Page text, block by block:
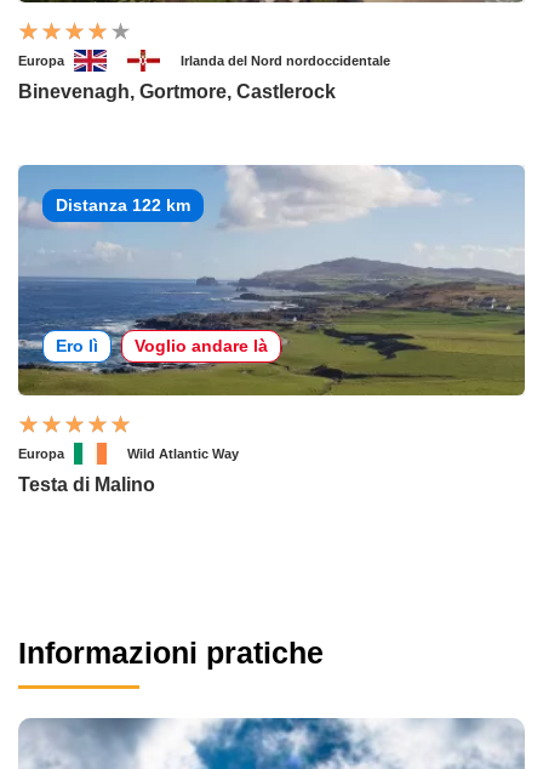
Europa Irlanda del Nord nordoccidentale
Binevenagh, Gortmore, Castlerock
Distanza 122 km
Ero lì Voglio andare là
Europa Wild Atlantic Way
Testa di Malino
Informazioni pratiche